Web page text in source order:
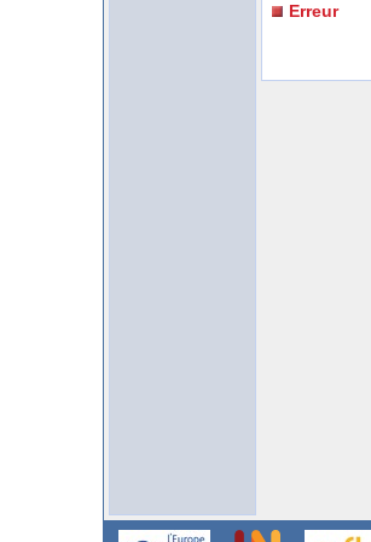
Erreur